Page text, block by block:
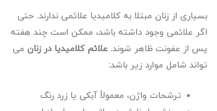
بسیاری از زنان مبتلا به کلامیدیا علائمی ندارند. حتی
اگر علائمی وجود داشته باشد، ممکن است چند هفته
پس از عفونت ظاهر شوند. علائم کلامیدیا در زنان می
تواند شامل موارد زیر باشد:
ترشحات واژن، معمولاً آبکی یا زرد رنگ